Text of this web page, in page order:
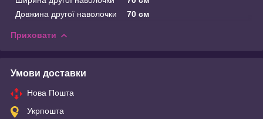
Довжина другої наволочки
70 см
Приховати
Умови доставки
Нова Пошта
Укрпошта